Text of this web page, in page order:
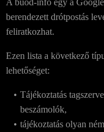
A buod-info egy a
berendezett drótpostás
feliratkozhat.
Ezen lista a következő
lehetőséget:
Tájékoztatás
beszámolók,
tájékoztatás olyan